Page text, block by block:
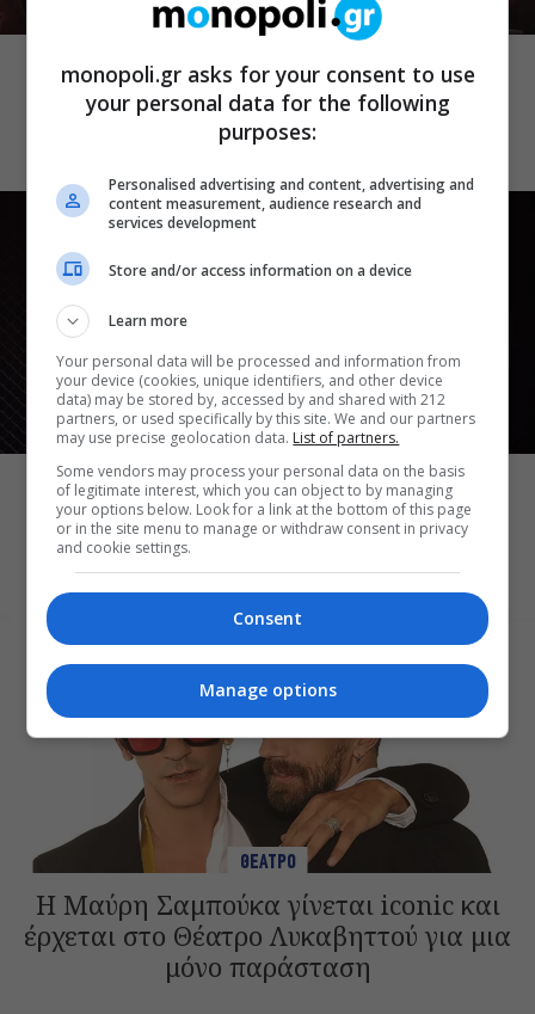
ΘΕΑΤΡΟ
Ο Θαυματοποιός: Το έργο του
πολυβραβευμένου Brian Friel τον
Οκτώβριο στο Θέατρο Μπέλλος
ΘΕΑΤΡΙΚΑ ΝΕΑ
Μια άλλη Θήβα: Σε ποια αθηναϊκά
θέατρα θα δούμε την παράσταση το
Φθινόπωρο
ΘΕΑΤΡΟ
Η Μαύρη Σαμπούκα γίνεται iconic και
έρχεται στο Θέατρο Λυκαβηττού για μια
μόνο παράσταση
monopoli.gr asks for your consent to use
your personal data for the following
purposes:
Personalised advertising and content, advertising and
content measurement, audience research and
services development
Store and/or access information on a device
Learn more
Your personal data will be processed and information from
your device (cookies, unique identifiers, and other device
data) may be stored by, accessed by and shared with 212
partners, or used specifically by this site. We and our partners
may use precise geolocation data. List of partners.
Some vendors may process your personal data on the basis
of legitimate interest, which you can object to by managing
your options below. Look for a link at the bottom of this page
or in the site menu to manage or withdraw consent in privacy
and cookie settings.
Consent
Manage options